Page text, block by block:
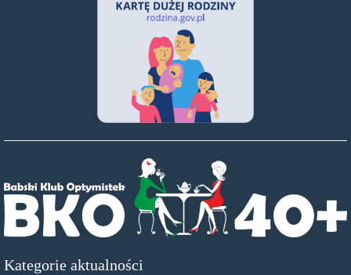
Kategorie aktualności